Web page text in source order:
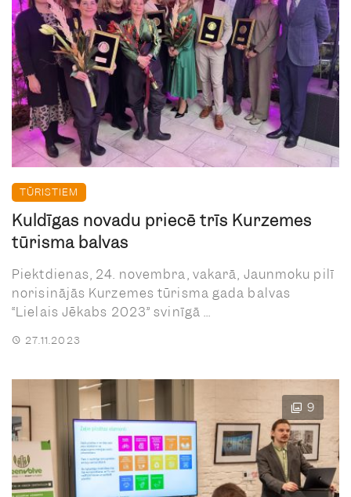
TŪRISTIEM
Kuldīgas novadu priecē trīs Kurzemes
tūrisma balvas
Piektdienas, 24. novembra, vakarā, Jaunmoku pilī
norisinājās Kurzemes tūrisma gada balvas
“Lielais Jēkabs 2023” svinīgā ...
27.11.2023
9